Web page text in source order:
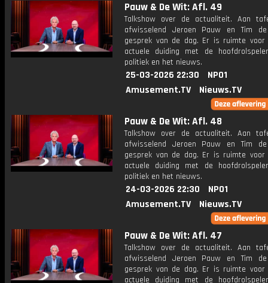
Pauw & De Wit: Afl. 49
Talkshow over de actualiteit. Aan
afwisselend Jeroen Pauw en Tim
gesprek van de dag. Er is ruimte
actuele duiding met de
politiek en het nieuws.
25-03-2026 22:30
NPO1
Amusement.TV
Nieuws.TV
Pauw & De Wit: Afl. 48
Talkshow over de actualiteit. Aan
afwisselend Jeroen Pauw en Tim
gesprek van de dag. Er is ruimte
actuele duiding met de
politiek en het nieuws.
24-03-2026 22:30
NPO1
Amusement.TV
Nieuws.TV
Pauw & De Wit: Afl. 47
Talkshow over de actualiteit. Aan
afwisselend Jeroen Pauw en Tim
gesprek van de dag. Er is ruimte
actuele duiding met de